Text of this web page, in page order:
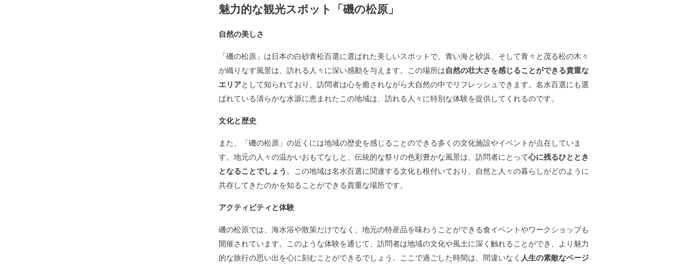
魅力的な観光スポット「磯の松原」
自然の美しさ
「磯の松原」は日本の白砂青松百選に選ばれた美しいスポットで、青い海と砂浜、そして青々と茂る松の木々
が織りなす風景は、訪れる人々に深い感動を与えます。この場所は自然の壮大さを感じることができる貴重な
エリアとして知られており、訪問者は心を癒されながら大自然の中でリフレッシュできます。名水百選にも選
ばれている清らかな水源に恵まれたこの地域は、訪れる人々に特別な体験を提供してくれるのです。
文化と歴史
また、「磯の松原」の近くには地域の歴史を感じることのできる多くの文化施設やイベントが点在していま
す。地元の人々の温かいおもてなしと、伝統的な祭りの色彩豊かな風景は、訪問者にとって心に残るひととき
となることでしょう 。この地域は名水百選に関連する文化も根付いており、自然と人々の暮らしがどのように
共存してきたのかを知ることができる貴重な場所です。
アクティビティと体験
磯の松原では、海水浴や散策だけでなく、地元の特産品を味わうことができる食イベントやワークショップも
開催されています。このような体験を通じて、訪問者は地域の文化や風土に深く触れることができ、より魅力
的な旅行の思い出を心に刻むことができるでしょう。ここで過ごした時間は、間違いなく 人生の素敵なページ